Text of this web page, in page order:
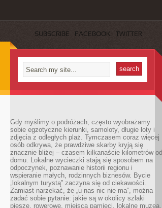
SUBSCRIBE FACEBOOK TWITTER
Gdy myślimy o podróżach, często wyobrażamy
sobie egzotyczne kierunki, samoloty, długie loty i
zdjęcia z odległych plaż. Tymczasem coraz więcej
osób odkrywa, że prawdziwe skarby kryją się
znacznie bliżej – czasem kilkanaście kilometrów od
domu. Lokalne wycieczki stają się sposobem na
odpoczynek, poznawanie historii regionu i
wspieranie małych, rodzinnych biznesów. Bycie
„lokalnym turystą” zaczyna się od ciekawości.
Zamiast narzekać, że „u nas nic nie ma”, można
zadać sobie pytanie: jakie są w okolicy szlaki
piesze, rowerowe, miejsca pamięci, lokalne muzea,